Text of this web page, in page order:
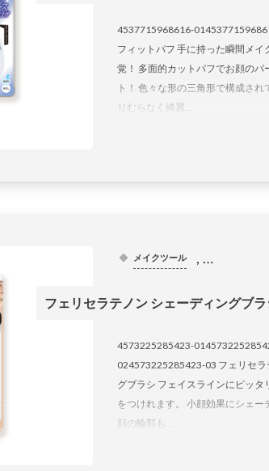
4537715968616-
フィットパフ 手に持った瞬間メイ
覚！ 多面的カットパフでお顔のパ
ト！ 色々な形の三角形で構成され
りむらなく綺麗...
メイクツール , …
フェリセラテノン シェーディングブ
4573225285423-
024573225285423-03 フェリセラ
グブラシ フェイスラインにピッタ
をつけれます。 小顔効果にシェー
顔の輪郭も...